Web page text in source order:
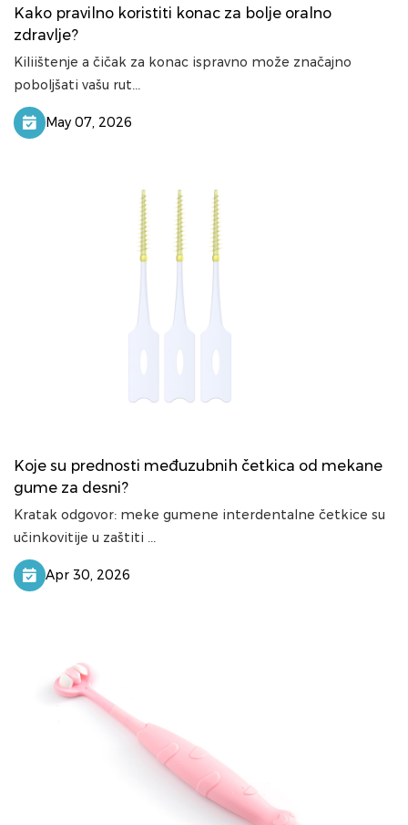
Kako pravilno koristiti konac za bolje oralno
zdravlje?
Kiliištenje a čičak za konac ispravno može značajno
poboljšati vašu rut...
May 07, 2026
Koje su prednosti međuzubnih četkica od mekane
gume za desni?
Kratak odgovor: meke gumene interdentalne četkice su
učinkovitije u zaštiti ...
Apr 30, 2026